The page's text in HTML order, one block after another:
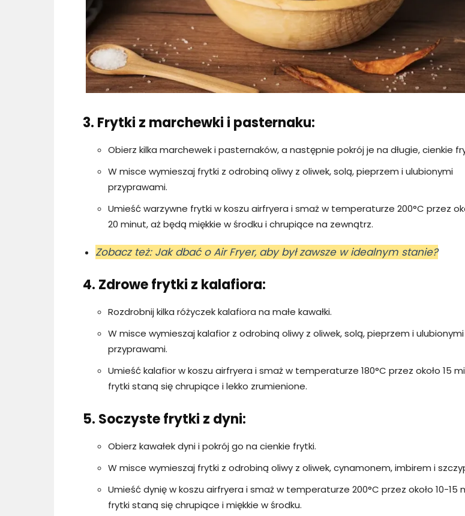
3. Frytki z marchewki i pasternaku:
Obierz kilka marchewek i pasternaków, a następnie pokrój je na długie, cienkie
W misce wymieszaj frytki z odrobiną oliwy z oliwek, solą, pieprzem i ulubionymi
przyprawami.
Umieść warzywne frytki w koszu airfryera i smaż w temperaturze 200°C przez
20 minut, aż będą miękkie w środku i chrupiące na zewnątrz.
Zobacz też: Jak dbać o Air Fryer, aby był zawsze w idealnym stanie?
4. Zdrowe frytki z kalafiora:
Rozdrobnij kilka różyczek kalafiora na małe kawałki.
W misce wymieszaj kalafior z odrobiną oliwy z oliwek, solą, pieprzem i ulubionymi
przyprawami.
Umieść kalafior w koszu airfryera i smaż w temperaturze 180°C przez około 15
frytki staną się chrupiące i lekko zrumienione.
5. Soczyste frytki z dyni:
Obierz kawałek dyni i pokrój go na cienkie frytki.
W misce wymieszaj frytki z odrobiną oliwy z oliwek, cynamonem, imbirem i
Umieść dynię w koszu airfryera i smaż w temperaturze 200°C przez około 10-15
frytki staną się chrupiące i miękkie w środku.